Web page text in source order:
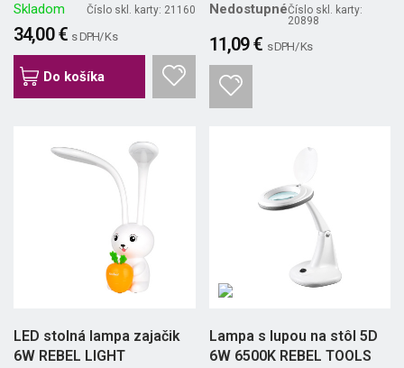
Skladom Číslo skl. karty: 21160
34,00 € s DPH/ Ks
Do košíka
NedostupnéČíslo skl. karty:
20898
11,09 € s DPH/ Ks
LED stolná lampa zajačik
6W REBEL LIGHT
Lampa s lupou na stôl 5D
6W 6500K REBEL TOOLS